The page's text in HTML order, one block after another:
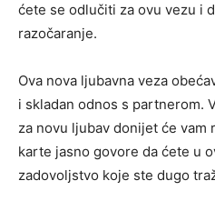
ćete se odlučiti za ovu vezu i
razočaranje.
Ova nova ljubavna veza
i skladan odnos s partnerom.
za novu ljubav donijet će vam
karte jasno govore da ćete u
zadovoljstvo koje ste dugo